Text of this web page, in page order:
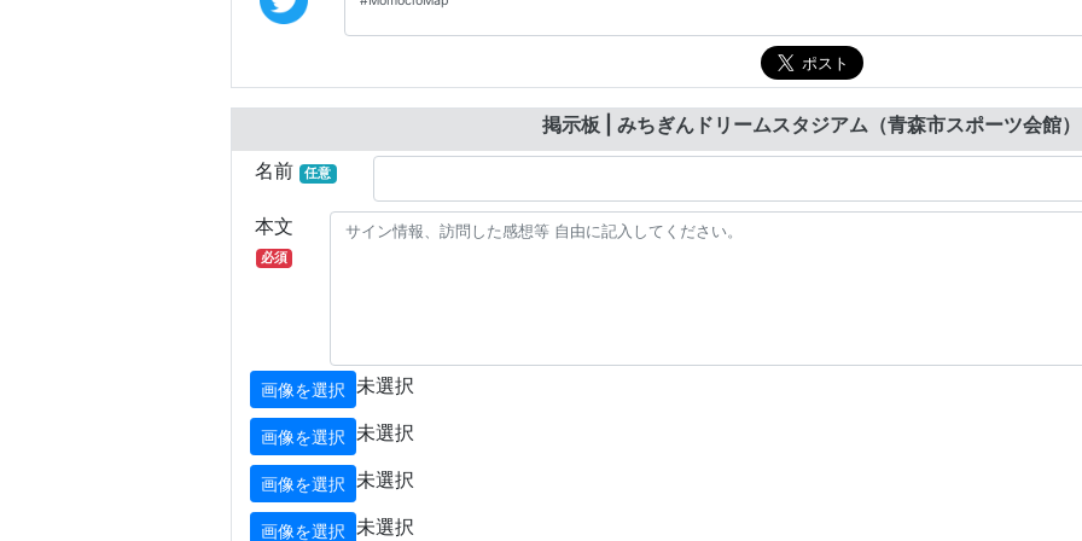
掲示板 | みちぎんドリームスタジアム（青森市スポーツ会館）
名前
任意
本文
必須
画像を選択 未選択
画像を選択 未選択
画像を選択 未選択
画像を選択 未選択